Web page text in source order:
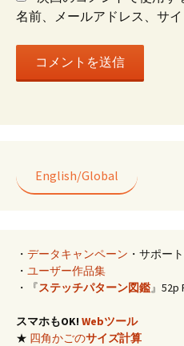
名前、メールアドレス、サイ
English/Global
・ データキャンペーン ・サポー
・ ユーザー作品集
・『ステッチパターン図鑑』52p
スマホもOK! Webツール
★ 四角かごのサイズ計算